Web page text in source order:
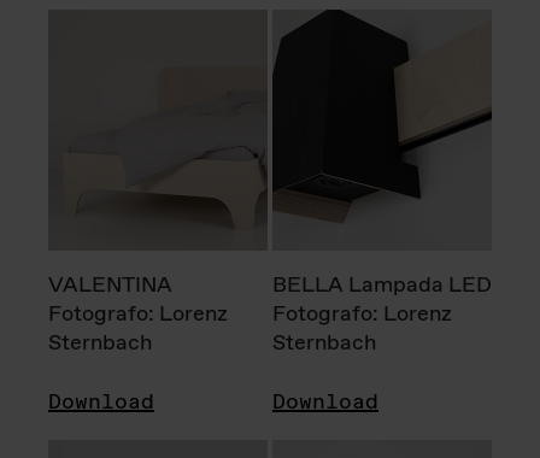
VALENTINA
Fotografo: Lorenz
Sternbach
Download
BELLA Lampada LED
Fotografo: Lorenz
Sternbach
Download